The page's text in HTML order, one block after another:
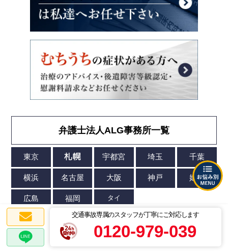
交通事故専属のスタッフが丁寧にご対応します
0120-979-039
弁護士法人ALG事務所一覧
協力弁護士事務所一覧